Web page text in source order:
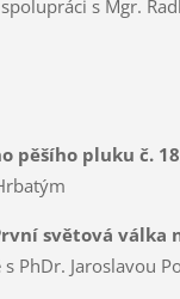
s Mgr.
pěšího pluku č. 18
světová válka
s PhDr. Jaroslavou